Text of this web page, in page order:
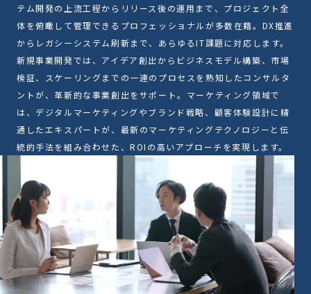
テム開発の上流工程からリリース後の運用まで、プロジェクト全
体を俯瞰して管理できるプロフェッショナルが多数在籍。DX推進
からレガシーシステム刷新まで、あらゆるIT課題に対応します。
新規事業開発では、アイデア創出からビジネスモデル構築、市場
検証、スケーリングまでの一連のプロセスを熟知したコンサルタ
ントが、革新的な事業創出をサポート。マーケティング領域で
は、デジタルマーケティングやブランド戦略、顧客体験設計に精
通したエキスパートが、最新のマーケティングテクノロジーと伝
統的手法を組み合わせた、ROIの高いアプローチを実現します。